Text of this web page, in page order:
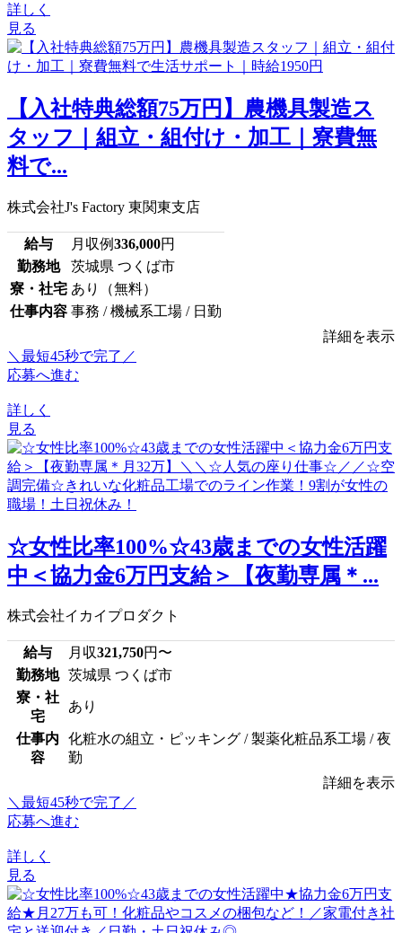
詳しく
見る
【入社特典総額75万円】農機具製造ス
タッフ｜組立・組付け・加工｜寮費無
料で...
株式会社J's Factory 東関東支店
給与 月収例336,000円
勤務地
茨城県 つくば市
寮・社宅 あり（無料）
仕事内容 事務 / 機械系工場 / 日勤
詳細を表示
＼最短45秒で完了／
応募へ進む
詳しく
見る
☆女性比率100%☆43歳までの女性活躍
中＜協力金6万円支給＞【夜勤専属＊...
株式会社イカイプロダクト
給与 月収321,750円〜
勤務地
茨城県 つくば市
寮・社
宅
あり
仕事内
容
化粧水の組立・ピッキング / 製薬化粧品系工場 / 夜
勤
詳細を表示
＼最短45秒で完了／
応募へ進む
詳しく
見る